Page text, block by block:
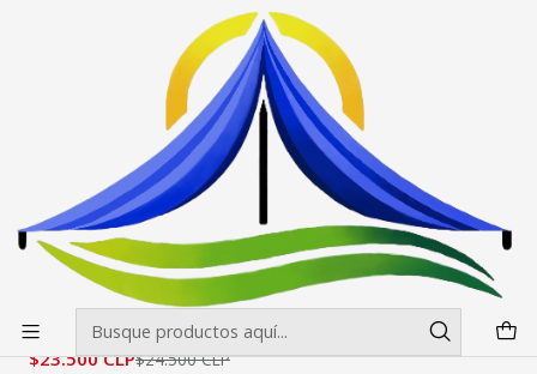
Envíos gratis desde $500.000 en Santiago
Mesas, manteles y sillas Sillas y banquetas
Silla de Resina color Rojo
Silla de Resina color Rojo
Filtros
-4%OFF
Silla de Resina color Rojo
$23.500 CLP$24.500 CLP